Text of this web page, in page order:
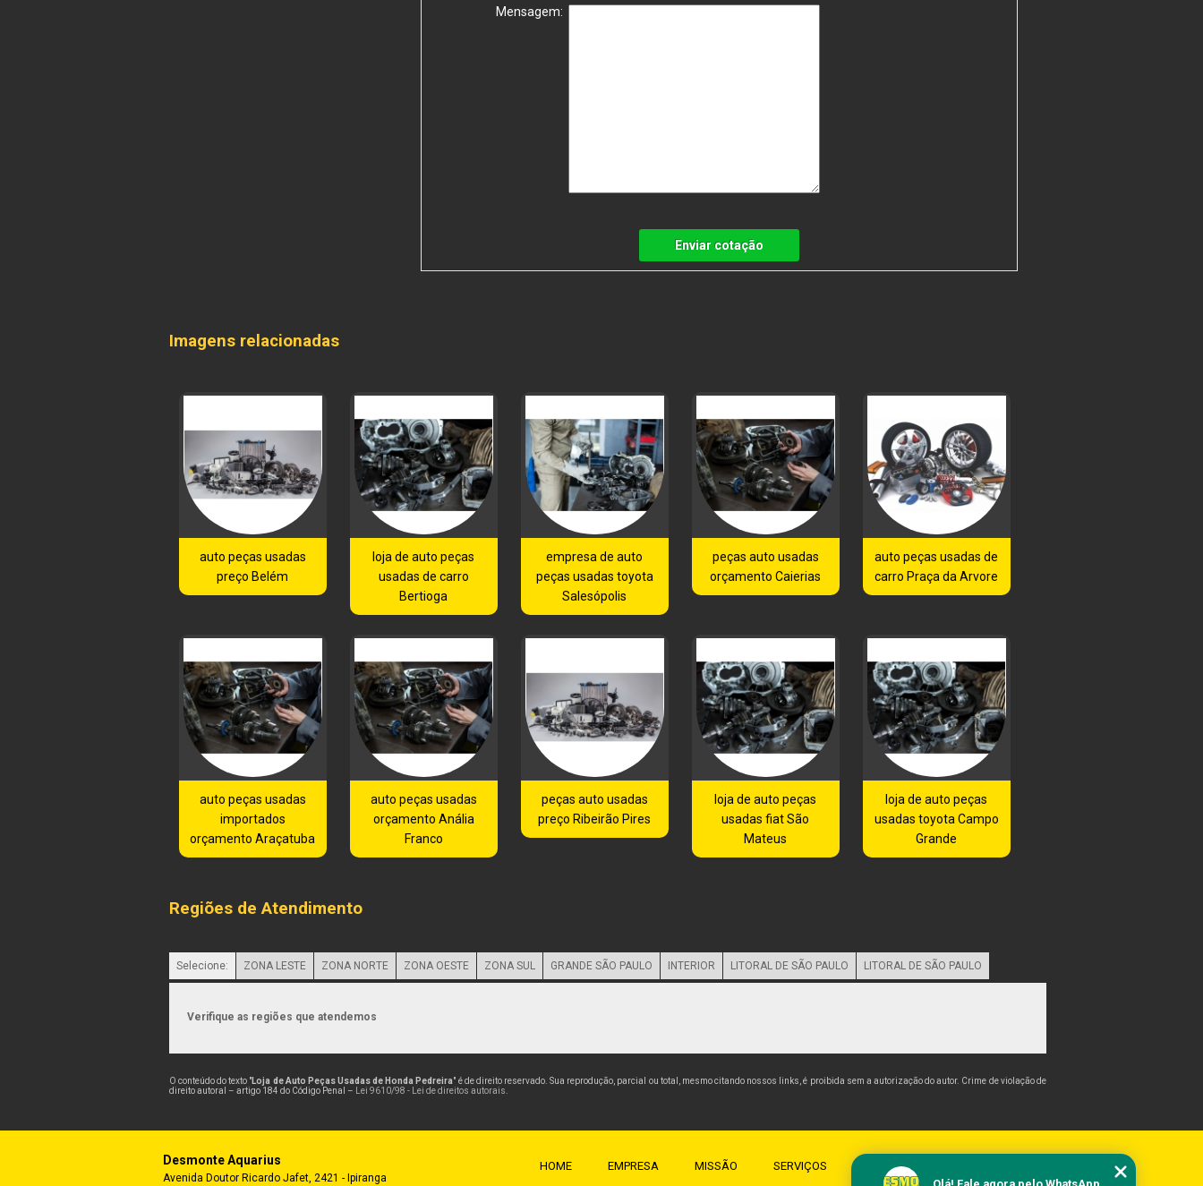
Mensagem:
Enviar cotação
Imagens relacionadas
auto peças usadas
preço Belém
loja de auto peças
usadas de carro
Bertioga
empresa de auto
peças usadas toyota
Salesópolis
peças auto usadas
orçamento Caierias
auto peças usadas de
carro Praça da Arvore
auto peças usadas
importados
orçamento Araçatuba
auto peças usadas
orçamento Anália
Franco
peças auto usadas
preço Ribeirão Pires
loja de auto peças
usadas fiat São
Mateus
loja de auto peças
usadas toyota Campo
Grande
Regiões de Atendimento
Selecione: ZONA LESTE ZONA NORTE ZONA OESTE ZONA SUL GRANDE SÃO PAULO INTERIOR LITORAL DE SÃO PAULO LITORAL DE SÃO PAULO
Verifique as regiões que atendemos
O conteúdo do texto "Loja de Auto Peças Usadas de Honda Pedreira" é de direito reservado. Sua reprodução, parcial ou total, mesmo citando nossos links, é proibida sem a autorização do autor. Crime de violação de
direito autoral – artigo 184 do Código Penal –
Lei 9610/98 - Lei de direitos autorais
Desmonte Aquarius
Avenida Doutor Ricardo Jafet, 2421 - Ipiranga
HOME EMPRESA MISSÃO SERVIÇOS CONTATO